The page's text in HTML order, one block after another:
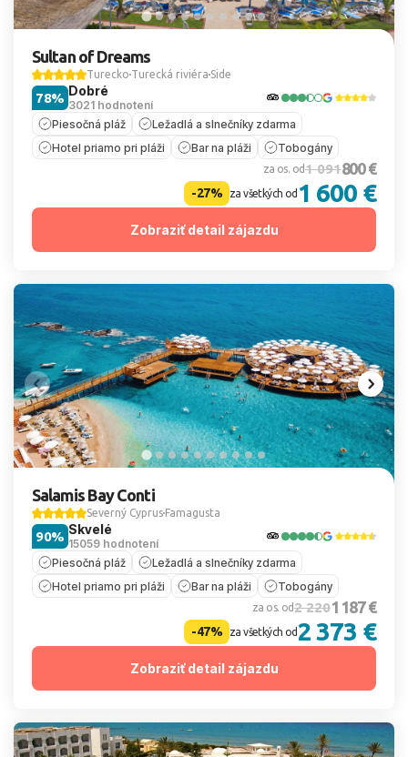
Sultan of Dreams
Turecko Turecká riviéra Side
Dobré
3021 hodnotení
78%
Piesočná pláž
Ležadlá a slnečníky zdarma
Hotel priamo pri pláži
Bar na pláži Tobogány
za os. od1 091800 €
-27% za všetkých od 1 600 €
Zobraziť detail zájazdu
Salamis Bay Conti
Severný Cyprus Famagusta
Skvelé
15059 hodnotení
90%
Piesočná pláž
Ležadlá a slnečníky zdarma
Hotel priamo pri pláži
Bar na pláži Tobogány
za os. od2 2201 187 €
-47% za všetkých od2 373 €
Zobraziť detail zájazdu